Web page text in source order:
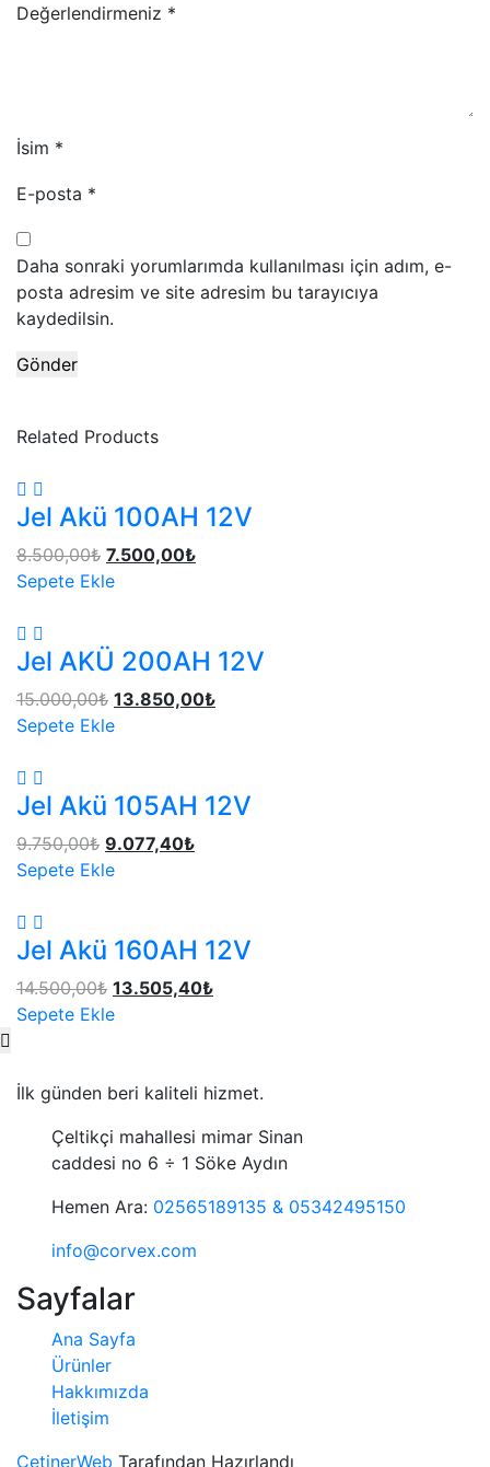
Değerlendirmeniz *
İsim *
E-posta *
Daha sonraki yorumlarımda kullanılması için adım, e-
posta adresim ve site adresim bu tarayıcıya
kaydedilsin.
Related Products
Jel Akü 100AH 12V
8.500,00₺ 7.500,00₺
Sepete Ekle
Jel AKÜ 200AH 12V
15.000,00₺ 13.850,00₺
Sepete Ekle
Jel Akü 105AH 12V
9.750,00₺ 9.077,40₺
Sepete Ekle
Jel Akü 160AH 12V
14.500,00₺ 13.505,40₺
Sepete Ekle
İlk günden beri kaliteli hizmet.
Çeltikçi mahallesi mimar Sinan
caddesi no 6 ÷ 1 Söke Aydın
Hemen Ara: 02565189135 & 05342495150
info@corvex.com
Sayfalar
Ana Sayfa
Ürünler
Hakkımızda
İletişim
ÇetinerWeb Tarafından Hazırlandı